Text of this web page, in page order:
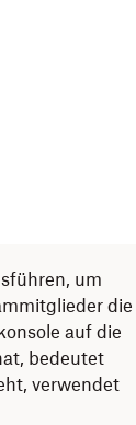
um
die
auf die
bedeutet
verwendet